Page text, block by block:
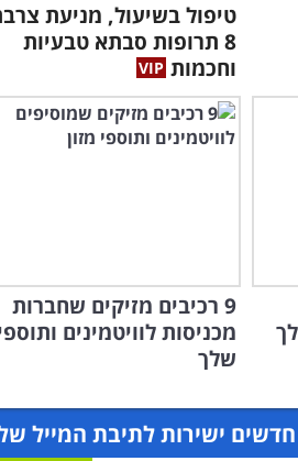
טיפול בשיעול, מניעת
8 תרופות סבתא טבעיות
וחכמות
9 רכיבים מזיקים שחברות
מכניסות לוויטמינים
שלך
ישירות לתיבת המייל